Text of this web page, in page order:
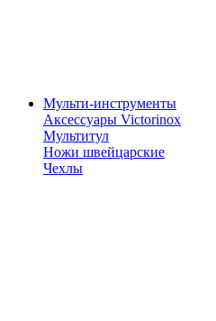
Мульти-инструменты
Аксессуары Victorinox
Мультитул
Ножи швейцарские
Чехлы